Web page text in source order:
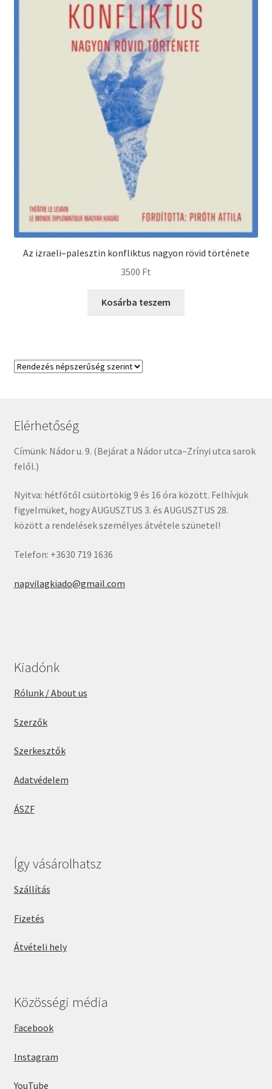
Az izraeli–palesztin konfliktus nagyon rövid története
3500 Ft
Kosárba teszem
Elérhetőség
Címünk: Nádor u. 9. (Bejárat a Nádor utca–Zrínyi utca sarok
felől.)
Nyitva: hétfőtől csütörtökig 9 és 16 óra között. Felhívjuk
figyelmüket, hogy AUGUSZTUS 3. és AUGUSZTUS 28.
között a rendelések személyes átvétele szünetel!
Telefon: +3630 719 1636
napvilagkiado@gmail.com
Kiadónk
Rólunk / About us
Szerzők
Szerkesztők
Adatvédelem
ÁSZF
Így vásárolhatsz
Szállítás
Fizetés
Átvételi hely
Közösségi média
Facebook
Instagram
YouTube